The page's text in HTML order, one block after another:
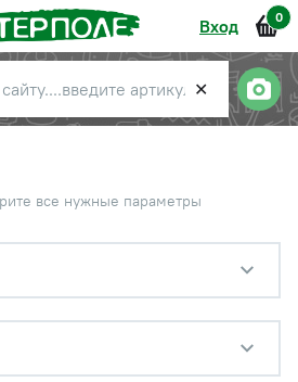
Вход 0
✕
все нужные параметры